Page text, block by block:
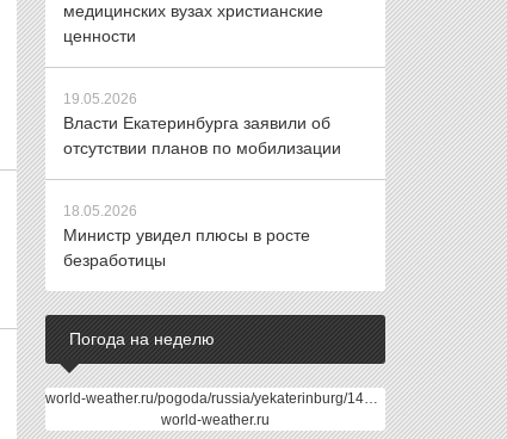
медицинских вузах христианские
ценности
19.05.2026
Власти Екатеринбурга заявили об
отсутствии планов по мобилизации
18.05.2026
Министр увидел плюсы в росте
безработицы
Погода на неделю
world-weather.ru/pogoda/russia/yekaterinburg/14days/
world-weather.ru